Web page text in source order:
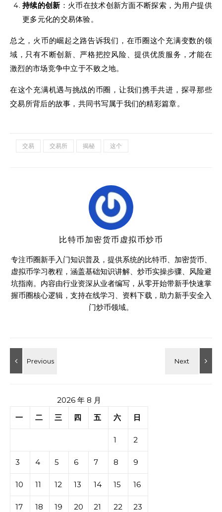
持续的创新 ：火币在技术创新方面不断探索，为用户提供
更多元化的交易体验。
总之，火币的崛起之路告诉我们，在币圈这个充满变数的领
域，只有不断创新、严格把控风险、提供优质服务，才能在
激烈的市场竞争中立于不败之地。
在这个充满机遇与挑战的币圈，让我们携手共进，探寻那些
交易所背后的故事，共同书写属于我们的精彩篇章。
交易 交易所 揭秘 这个
比特币加密货币虚拟币炒币
专注币圈新手入门知识普及，提供系统的比特币、加密货币、
虚拟币学习教程，涵盖基础知识讲解、炒币实操步骤、风险避
坑指南。内容由行业资深从业者编写，从零开始带新手快速掌
握币圈核心逻辑，支持在线学习、资料下载，助力新手安全入
门炒币领域。
2026 年 8 月
一
二 三 四 五 六 日
1 2
3 4 5 6 7 8 9
10 11 12 13 14 15 16
17 18 19 20 21 22 23